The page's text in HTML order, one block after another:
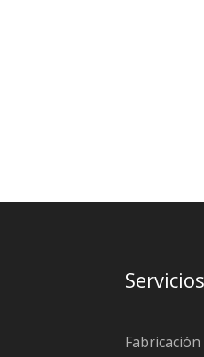
Servicios